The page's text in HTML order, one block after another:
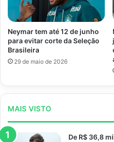
Neymar tem até 12 de junho
para evitar corte da Seleção
Brasileira
29 de maio de 2026
MAIS VISTO
De R$ 36,8